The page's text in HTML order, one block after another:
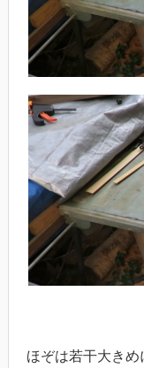
ほぞは若干大き